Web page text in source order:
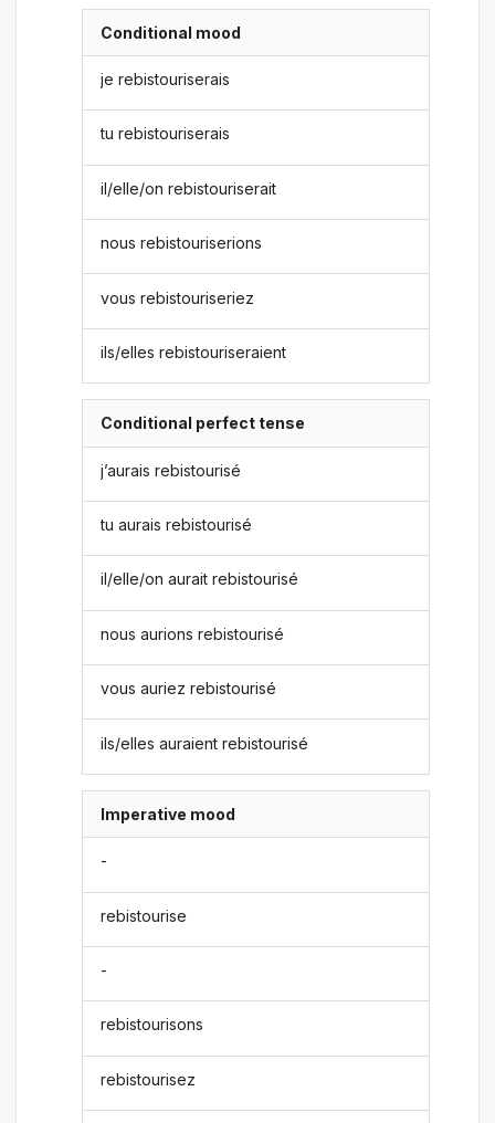
Conditional mood
je rebistouriserais
tu rebistouriserais
il/elle/on rebistouriserait
nous rebistouriserions
vous rebistouriseriez
ils/elles rebistouriseraient
Conditional perfect tense
j’aurais rebistourisé
tu aurais rebistourisé
il/elle/on aurait rebistourisé
nous aurions rebistourisé
vous auriez rebistourisé
ils/elles auraient rebistourisé
Imperative mood
-
rebistourise
-
rebistourisons
rebistourisez